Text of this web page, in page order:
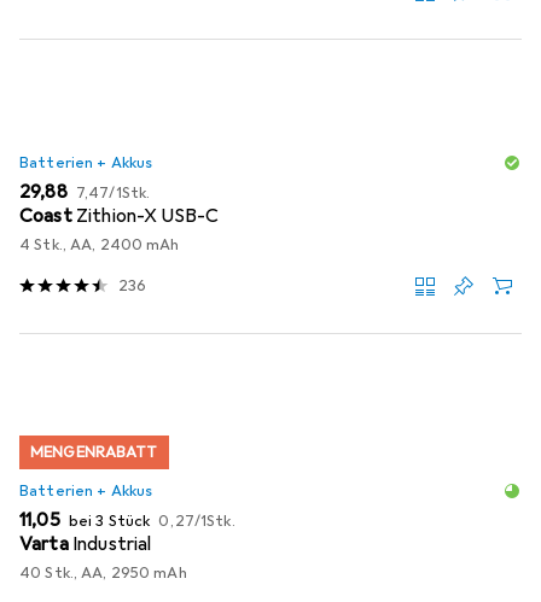
Batterien + Akkus
EUR
29,88 EUR
7,47/1Stk.
Coast Zithion-X USB-C
4 Stk., AA, 2400 mAh
236
MENGENRABATT
Batterien + Akkus
EUR
11,05 bei 3 Stück EUR
0,27/1Stk.
Varta Industrial
40 Stk., AA, 2950 mAh